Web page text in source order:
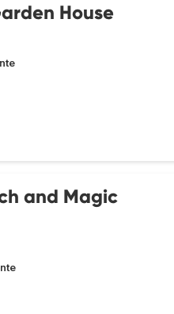
House
and Magic